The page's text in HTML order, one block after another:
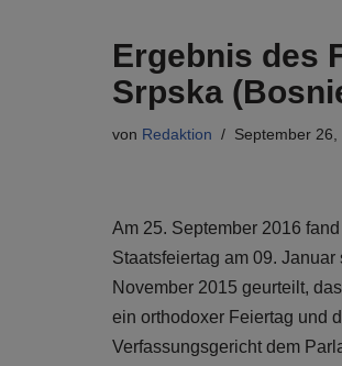
Ergebnis des
Srpska
von Redaktion September 26,
Am 25. September 2016
Staatsfeiertag am 09.
November 2015 geurteilt,
ein orthodoxer Feiertag und
Verfassungsgericht dem